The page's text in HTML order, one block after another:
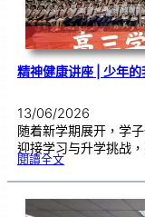
精神健康讲座 | 少年
13/06/2026
随着新学期展开，学
迎接学习与升学挑战
閱讀全文:精
康
座
| 少